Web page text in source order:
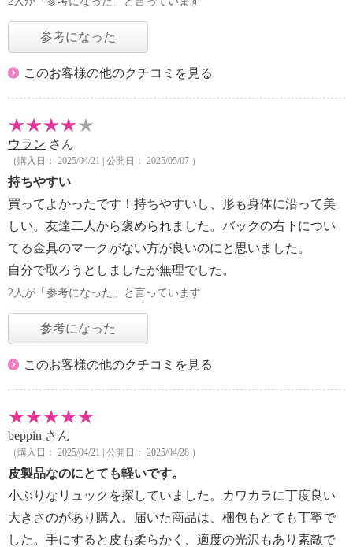
参考になった
このお客様の他のクチコミを見る
ウラン さん
（購入日： 2025/04/21 | 公開日： 2025/05/07 ）
持ちやすい
買ってよかったです！持ちやすいし、形も身体に沿って美
しい。友達二人から褒められました。バックの右下につい
てる金具のマークがない方が良いのにと思いました。
自分で取ろうとしましたが無理でした。
2人が「参考になった」と言っています
参考になった
このお客様の他のクチコミを見る
beppin さん
（購入日： 2025/04/21 | 公開日： 2025/04/28 ）
皮製品なのにとても軽いです。
小ぶりなリュックを探していました。カワカラに丁度良い
大きさのがあり購入。届いた商品は、梱包もとても丁寧で
した。手にすると皮も柔らかく、適度の光沢もあり素敵で